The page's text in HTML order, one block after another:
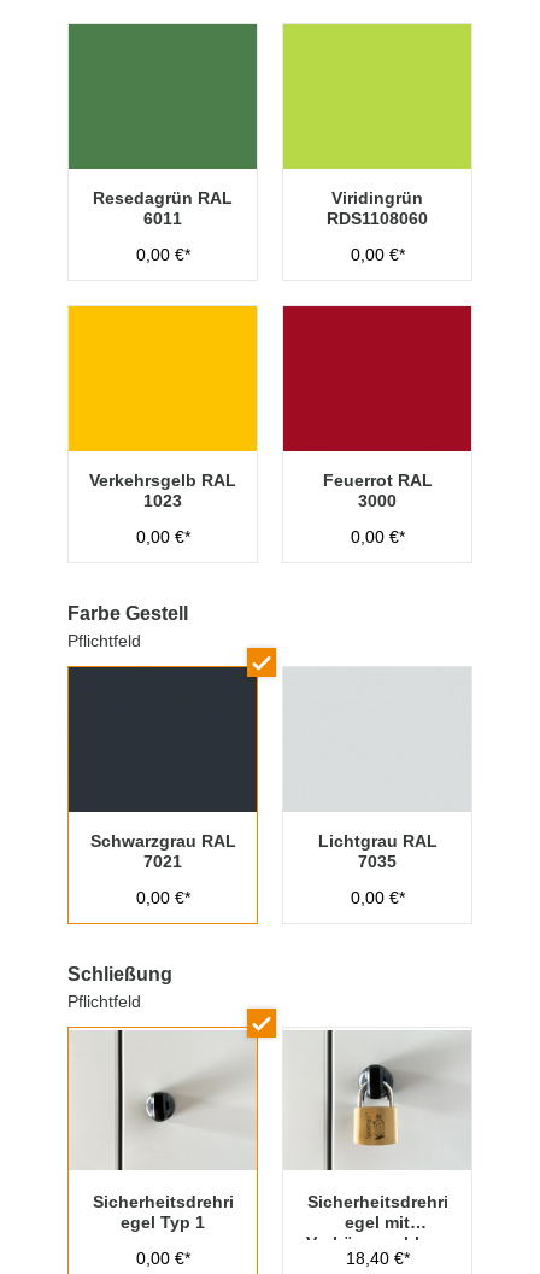
Resedagrün RAL
6011
0,00 €*
Viridingrün
RDS1108060
0,00 €*
Verkehrsgelb RAL
1023
0,00 €*
Feuerrot RAL
3000
0,00 €*
Farbe Gestell
Pflichtfeld
Schwarzgrau RAL
7021
0,00 €*
Lichtgrau RAL
7035
0,00 €*
Schließung
Pflichtfeld
Sicherheitsdrehri
egel Typ 1
0,00 €*
Sicherheitsdrehri
egel mit
Vorhängeschloss
Typ 1
18,40 €*